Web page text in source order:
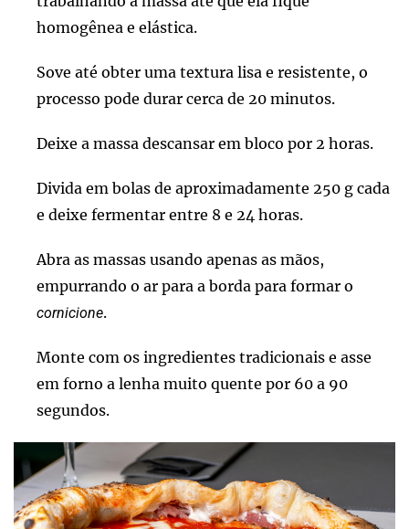
homogênea e elástica.
Sove até obter uma textura lisa e resistente, o
processo pode durar cerca de 20 minutos.
Deixe a massa descansar em bloco por 2 horas.
Divida em bolas de aproximadamente 250 g cada
e deixe fermentar entre 8 e 24 horas.
Abra as massas usando apenas as mãos,
empurrando o ar para a borda para formar o
cornicione.
Monte com os ingredientes tradicionais e asse
em forno a lenha muito quente por 60 a 90
segundos.